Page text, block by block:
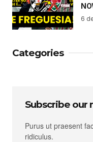
6
Categories
Subscribe our
Purus ut praesent
ridiculus.